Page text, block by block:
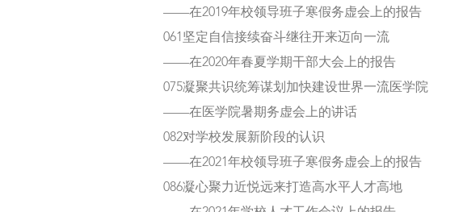
——在2019年校领导班子寒假务虚会上的报告
061坚定自信接续奋斗继往开来迈向一流
——在2020年春夏学期干部大会上的报告
075凝聚共识统筹谋划加快建设世界一流医学院
——在医学院暑期务虚会上的讲话
082对学校发展新阶段的认识
——在2021年校领导班子寒假务虚会上的报告
086凝心聚力近悦远来打造高水平人才高地